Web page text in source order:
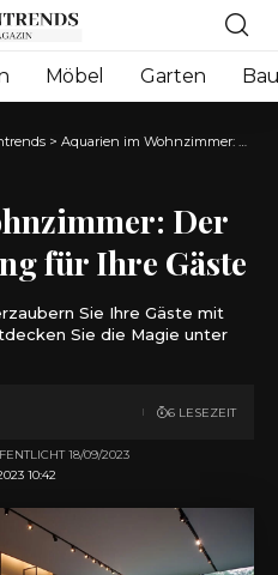
Möbel Garten
> Aquarien im Wohnzimmer: Der perfekte Blickfang für Ihre Gäste
Der
für Ihre Gäste
Sie Ihre Gäste mit
Sie die Magie unter
10:42
18/09/2023
6 LESEZEIT